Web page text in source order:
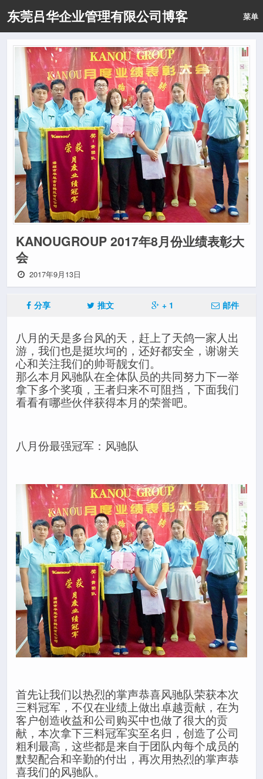
东莞吕华企业管理有限公司博客 菜单
KANOUGROUP 2017年8月份业绩表彰大
会
2017年9月13日
分享 推文 + 1 邮件
八月的天是多台风的天，赶上了天鸽一家人出
游，我们也是挺坎坷的，还好都安全，谢谢关
心和关注我们的帅哥靓女们。
那么本月风驰队在全体队员的共同努力下一举
拿下多个奖项，王者归来不可阻挡，下面我们
看看有哪些伙伴获得本月的荣誉吧。
八月份最强冠军：风驰队
首先让我们以热烈的掌声恭喜风驰队荣获本次
三料冠军，不仅在业绩上做出卓越贡献，在为
客户创造收益和公司购买中也做了很大的贡
献，本次拿下三料冠军实至名归，创造了公司
粗利最高，这些都是来自于团队内每个成员的
默契配合和辛勤的付出，再次用热烈的掌声恭
喜我们的风驰队。